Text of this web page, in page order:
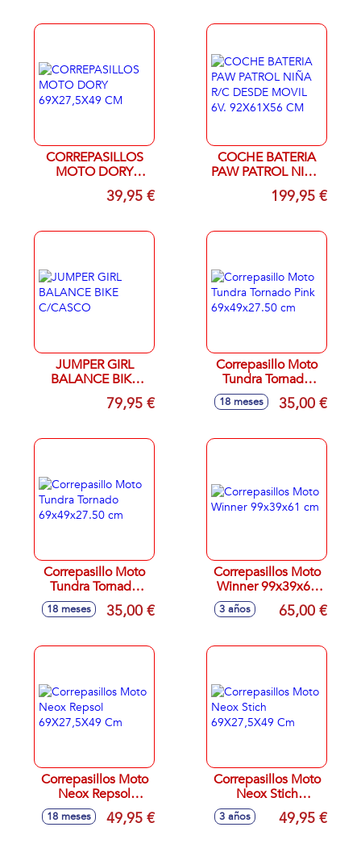
CORREPASILLOS
MOTO DORY
69X27,5X49 CM
39,95 €
COCHE BATERIA
PAW PATROL NIÑA
R/C DESDE MOVIL
6V. 92X61X56 CM
199,95 €
JUMPER GIRL
BALANCE BIKE
C/CASCO79,95 €
Correpasillo Moto
Tundra Tornado
Pink 69x49x27.50
cm
18 meses 35,00 €
Correpasillo Moto
Tundra Tornado
69x49x27.50 cm
18 meses 35,00 €
Correpasillos Moto
Winner 99x39x61
3 años 65,00 €
Correpasillos Moto
Neox Repsol
69X27,5X49 Cm
18 meses 49,95 €
Correpasillos Moto
Neox Stich
69X27,5X49 Cm
3 años 49,95 €